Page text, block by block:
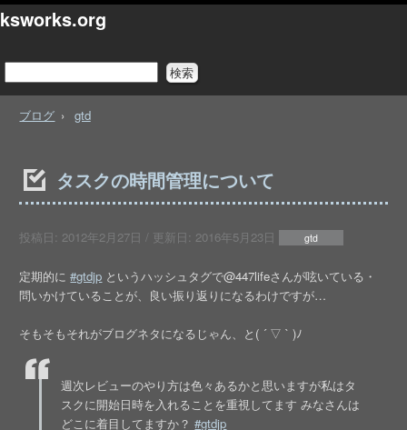
ksworks.org
ブログ gtd
タスクの時間管理について
投稿日: 2012年2月27日 / 更新日: 2016年5月23日 gtd
定期的に#gtdjp というハッシュタグで@447lifeさんが呟いている・
問いかけていることが、良い振り返りになるわけですが…
そもそもそれがブログネタになるじゃん、と( ´ ▽ ` )ﾉ
週次レビューのやり方は色々あるかと思いますが私はタ
スクに開始日時を入れることを重視してます みなさんは
どこに着目してますか？#gtdjp